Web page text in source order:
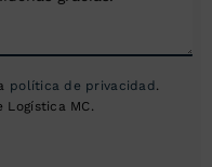
política de privacidad.
MC.